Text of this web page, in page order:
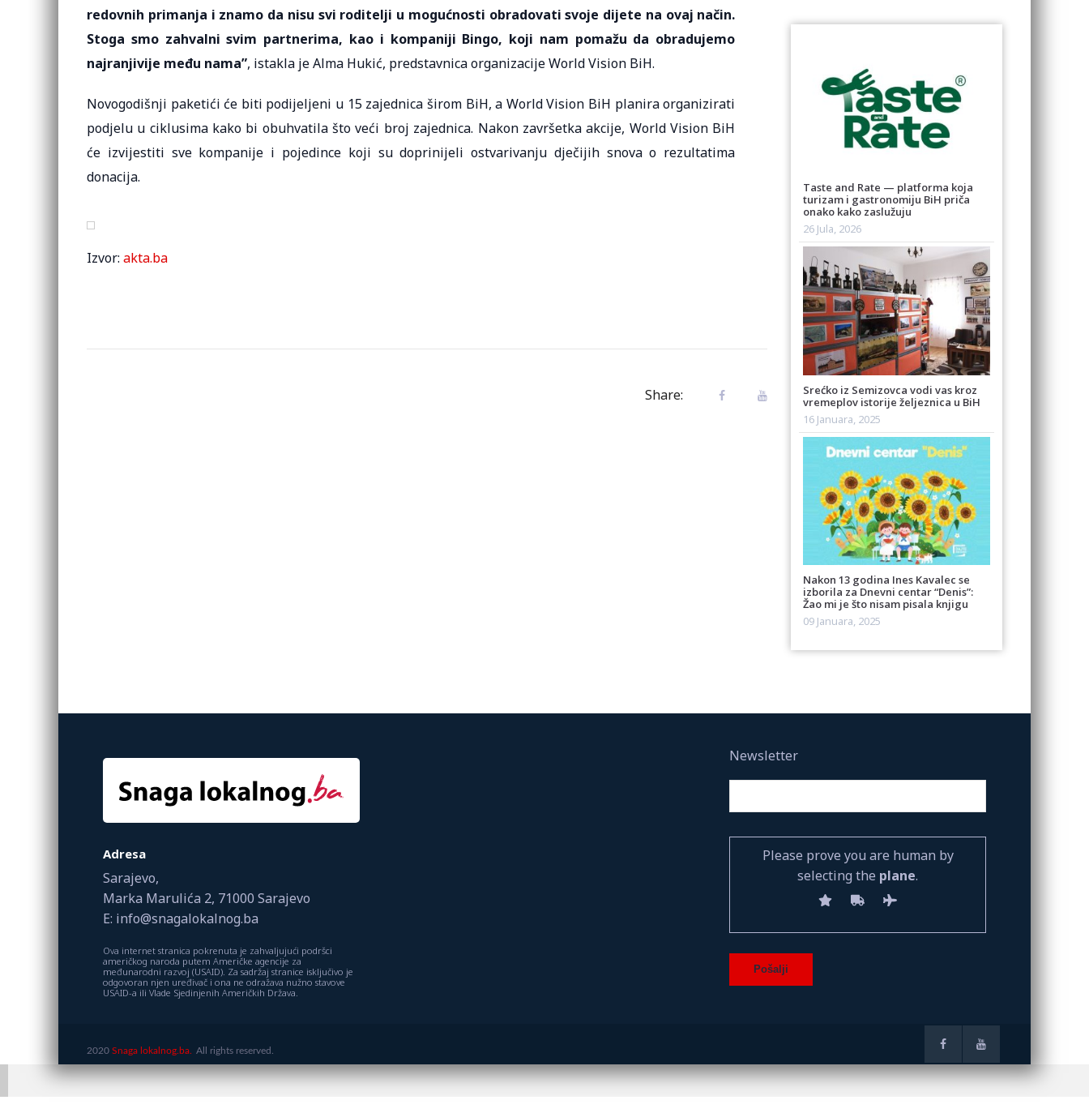
redovnih primanja i znamo da nisu svi roditelji u mogućnosti obradovati svoje dijete na ovaj način.
Stoga smo zahvalni svim partnerima, kao i kompaniji Bingo, koji nam pomažu da obradujemo
najranjivije među nama”, istakla je Alma Hukić, predstavnica organizacije World Vision BiH.
Novogodišnji paketići će biti podijeljeni u 15 zajednica širom BiH, a World Vision BiH planira organizirati
podjelu u ciklusima kako bi obuhvatila što veći broj zajednica. Nakon završetka akcije, World Vision BiH
će izvijestiti sve kompanije i pojedince koji su doprinijeli ostvarivanju dječijih snova o rezultatima
donacija.
Izvor: akta.ba
Share:
Taste and Rate — platforma koja
turizam i gastronomiju BiH priča
onako kako zaslužuju
26 Jula, 2026
Srećko iz Semizovca vodi vas kroz
vremeplov istorije željeznica u BiH
16 Januara, 2025
Nakon 13 godina Ines Kavalec se
izborila za Dnevni centar “Denis”:
Žao mi je što nisam pisala knjigu
09 Januara, 2025
Adresa
Sarajevo,
Marka Marulića 2, 71000 Sarajevo
E: info@snagalokalnog.ba
Ova internet stranica pokrenuta je zahvaljujući podršci
američkog naroda putem Američke agencije za
međunarodni razvoj (USAID). Za sadržaj stranice isključivo je
odgovoran njen uređivač i ona ne odražava nužno stavove
USAID-a ili Vlade Sjedinjenih Američkih Država.
Newsletter
Please prove you are human by
selecting the plane.
2020 Snaga lokalnog.ba. All rights reserved.